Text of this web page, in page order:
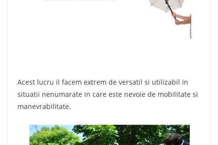
Acest lucru il facem extrem de versatil si utilizabil in
situatii nenumarate in care este nevoie de mobilitate si
manevrabilitate.